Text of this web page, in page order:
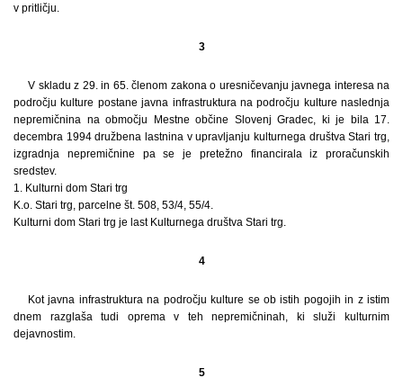
v pritličju.
3
V skladu z 29. in 65. členom zakona o uresničevanju javnega interesa na
področju kulture postane javna infrastruktura na področju kulture naslednja
nepremičnina na območju Mestne občine Slovenj Gradec, ki je bila 17.
decembra 1994 družbena lastnina v upravljanju kulturnega društva Stari trg,
izgradnja nepremičnine pa se je pretežno financirala iz proračunskih
sredstev.
1. Kulturni dom Stari trg
K.o. Stari trg, parcelne št. 508, 53/4, 55/4.
Kulturni dom Stari trg je last Kulturnega društva Stari trg.
4
Kot javna infrastruktura na področju kulture se ob istih pogojih in z istim
dnem razglaša tudi oprema v teh nepremičninah, ki služi kulturnim
dejavnostim.
5